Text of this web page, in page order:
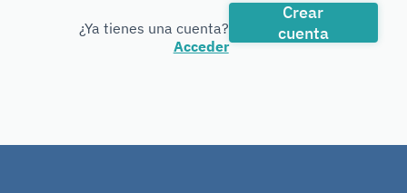
Crear
cuenta
¿Ya tienes una cuenta?
Acceder